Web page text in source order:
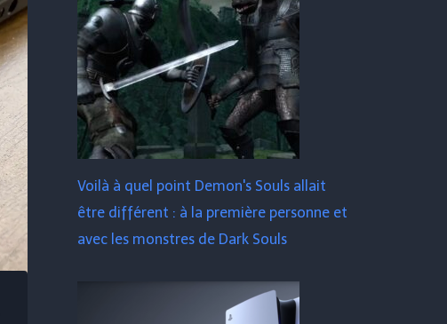
Voilà à quel point Demon's Souls allait
être différent : à la première personne et
avec les monstres de Dark Souls